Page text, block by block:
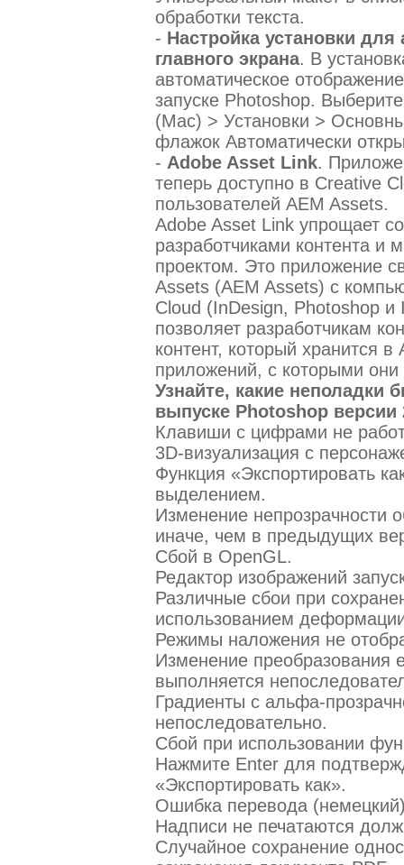
обработки текста.
- Настройка установки для
главного экрана. В
автоматическое
запуске Photoshop.
(Mac) > Установки >
флажок Автоматически
- Adobe Asset Link.
теперь доступно в Creative
пользователей AEM Assets.
Adobe Asset Link упрощает
разработчиками контента и
проектом. Это приложение
Assets (AEM Assets) с
Cloud (InDesign, Photoshop
позволяет разработчикам
контент, который хранится
приложений, с которыми
Узнайте, какие
выпуске Photoshop версии
Клавиши с цифрами не
3D-визуализация с
Функция «Экспортировать
выделением.
Изменение непрозрачности
иначе, чем в предыдущих
Сбой в OpenGL.
Редактор изображений
Различные сбои при
использованием
Режимы наложения не
Изменение преобразования
выполняется
Градиенты с альфа-
непоследовательно.
Сбой при использовании
Нажмите Enter для
«Экспортировать как».
Ошибка перевода
Надписи не печатаются
Случайное сохранение